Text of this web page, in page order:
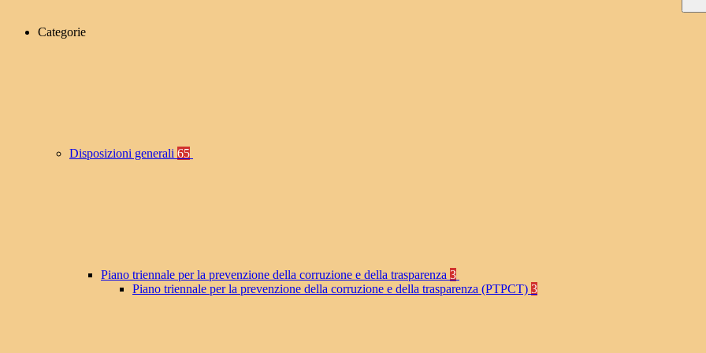
Categorie
Disposizioni generali 65
Piano triennale per la prevenzione della corruzione e della trasparenza 3
Piano triennale per la prevenzione della corruzione e della trasparenza (PTPCT) 3